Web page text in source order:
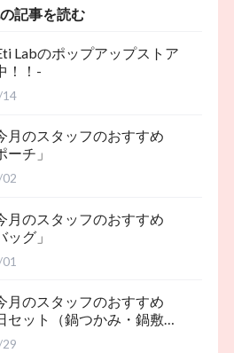
記事を読む
Labのポップアップストア
！！-
14
のスタッフのおすすめ
ーチ」
のスタッフのおすすめ
ッグ」
のスタッフのおすすめ
セット（鍋つかみ・鍋敷